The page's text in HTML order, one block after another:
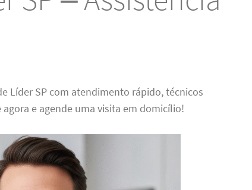
Líder SP com atendimento rápido, técnicos
e agende uma visita em domicílio!